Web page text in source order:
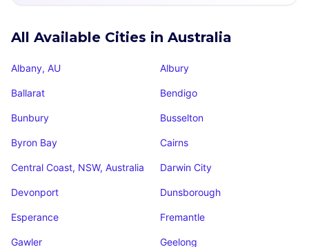
All Available Cities in Australia
Albany, AU Albury
Ballarat Bendigo
Bunbury Busselton
Byron Bay Cairns
Central Coast, NSW, Australia Darwin City
Devonport Dunsborough
Esperance Fremantle
Gawler Geelong